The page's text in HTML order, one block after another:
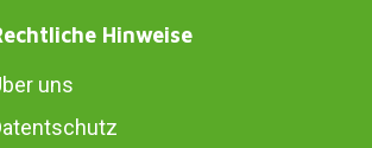
Hinweise
uns